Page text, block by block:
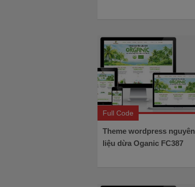
Full Code
Theme wordpress nguyên
liệu dừa Oganic FC387